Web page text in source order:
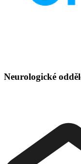
Neurologické